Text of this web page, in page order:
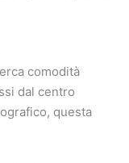
comodità
dal centro
questa